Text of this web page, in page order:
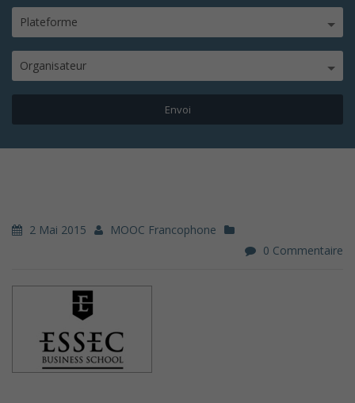
Plateforme
Organisateur
2 Mai 2015
MOOC Francophone
0 Commentaire